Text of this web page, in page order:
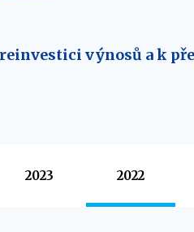
výnosů a k
2023 2022